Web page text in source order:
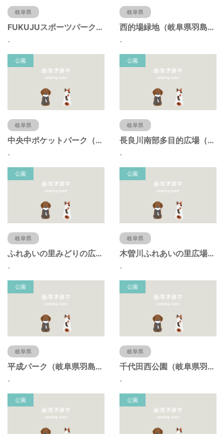
岐阜県
FUKUJUスポーツパーク（羽島市運動公園）（岐阜県羽島市）
-
岐阜県
西的場緑地（岐阜県羽島市）
-
公園
岐阜県
中央中ポケットパーク（岐阜県羽島市）
-
公園
岐阜県
長良川南部多目的広場（岐阜県羽島市）
-
公園
岐阜県
ふれあいの里みどりの広場（岐阜県羽島市）
-
公園
岐阜県
木曽川ふれあいの里広場（岐阜県羽島市）
-
公園
岐阜県
平成パーク（岐阜県羽島市）
-
公園
岐阜県
千代田西公園（岐阜県羽島市）
-
公園 公園